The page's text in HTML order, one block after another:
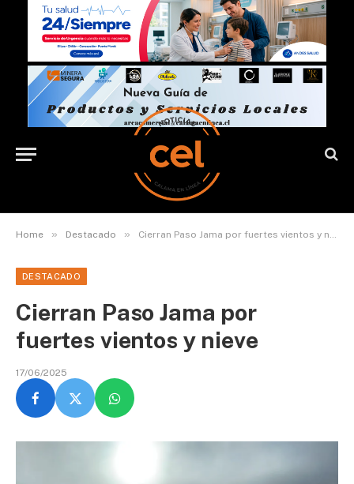
Home » Destacado » Cierran Paso Jama por fuertes vientos y nieve
DESTACADO
Cierran Paso Jama por
fuertes vientos y nieve
17/06/2025